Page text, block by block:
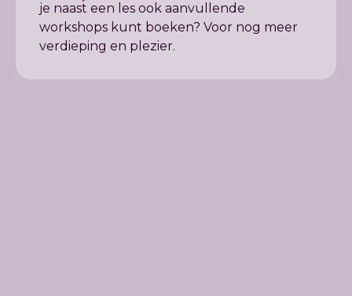
je naast een les ook aanvullende
workshops kunt boeken? Voor nog meer
verdieping en plezier.